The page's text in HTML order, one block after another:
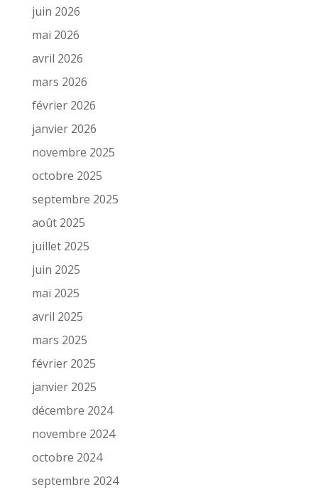
juin 2026
mai 2026
avril 2026
mars 2026
février 2026
janvier 2026
novembre 2025
octobre 2025
septembre 2025
août 2025
juillet 2025
juin 2025
mai 2025
avril 2025
mars 2025
février 2025
janvier 2025
décembre 2024
novembre 2024
octobre 2024
septembre 2024